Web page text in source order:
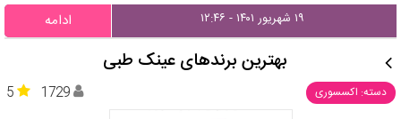
۱۹ شهریور ۱۴۰۱ - ۱۲:۴۶ ادامه
بهترین برندهای عینک طبی
دسته: اکسسوری 5 1729